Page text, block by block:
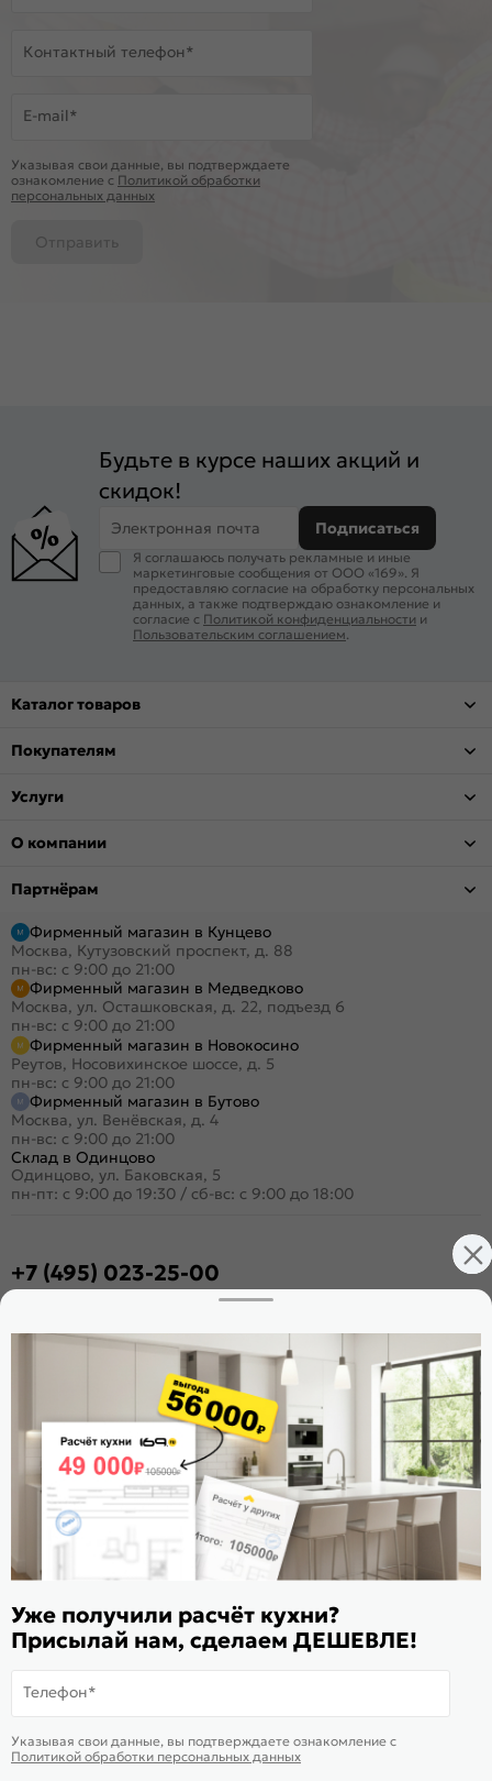
Контактный телефон*
E-mail*
Указывая свои данные, вы подтверждаете
ознакомление c Политикой обработки
персональных данных
Отправить
Будьте в курсе наших акций и
скидок!
Электронная почта Подписаться
Я соглашаюсь получать рекламные и иные
маркетинговые сообщения от ООО «169». Я
предоставляю согласие на обработку персональных
данных, а также подтверждаю ознакомление и
согласие с Политикой конфиденциальности и
Пользовательским соглашением
Каталог товаров
Покупателям
Услуги
О компании
Партнёрам
Фирменный магазин в Кунцево
Москва, Кутузовский проспект, д. 88
пн-вс: с 9:00 до 21:00
Фирменный магазин в Медведково
Москва, ул. Осташковская, д. 22, подъезд 6
пн-вс: с 9:00 до 21:00
Фирменный магазин в Новокосино
Реутов, Носовихинское шоссе, д. 5
пн-вс: с 9:00 до 21:00
Фирменный магазин в Бутово
Москва, ул. Венёвская, д. 4
пн-вс: с 9:00 до 21:00
Склад в Одинцово
Одинцово, ул. Баковская, 5
пн-пт: с 9:00 до 19:30 / сб-вс: с 9:00 до 18:00
+7 (495) 023-25-00
Стать дилером
Поделиться
Оцените магазин
ИКС 1180
© 2015—2026 Интернет-магазин мебели Mebel169.ru
Пользовательское соглашение
Политика обработки персональных данных
Карта сайта
технологии
Уже получили расчёт кухни?
Присылай нам, сделаем ДЕШЕВЛЕ!
Телефон*
Указывая свои данные, вы подтверждаете ознакомление c
Политикой обработки персональных данных